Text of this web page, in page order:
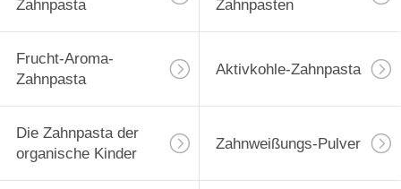
Zahnpasta
Zahnpasten
Frucht-Aroma-
Zahnpasta
Aktivkohle-Zahnpasta
Die Zahnpasta der
organische Kinder
Zahnweißungs-Pulver